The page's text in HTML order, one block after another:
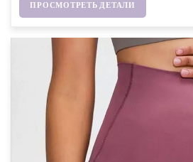
ПРОСМОТРЕТЬ ДЕТАЛИ